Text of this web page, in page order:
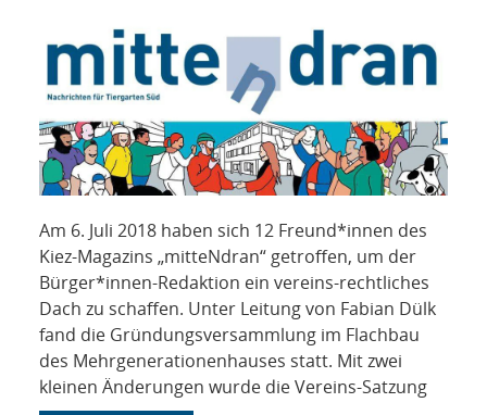
SPONSORING
KONTAKT
Am 6. Juli 2018 haben sich 12 Freund*innen des
Kiez-Magazins „mitteNdran“ getroffen, um der
Bürger*innen-Redaktion ein vereins-rechtliches
Dach zu schaffen. Unter Leitung von Fabian Dülk
fand die Gründungsversammlung im Flachbau
des Mehrgenerationenhauses statt. Mit zwei
kleinen Änderungen wurde die Vereins-Satzung